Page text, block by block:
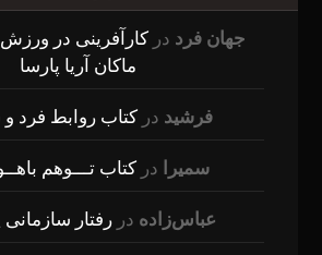
جهان فرد در کارآفرینی در ورزش
ماکان آریا پارسا
فرشید درکتاب روابط فرد
سمیرا در کتاب تـــوهم
عباس‌زاده دررفتار سازمانی